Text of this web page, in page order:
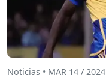
Noticias • MAR 14 / 2024